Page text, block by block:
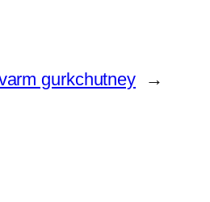
gurkchutney →